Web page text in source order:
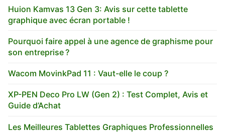
Huion Kamvas 13 Gen 3: Avis sur cette tablette
graphique avec écran portable !
Pourquoi faire appel à une agence de graphisme pour
son entreprise ?
Wacom MovinkPad 11 : Vaut-elle le coup ?
XP-PEN Deco Pro LW (Gen 2) : Test Complet, Avis et
Guide d’Achat
Les Meilleures Tablettes Graphiques Professionnelles